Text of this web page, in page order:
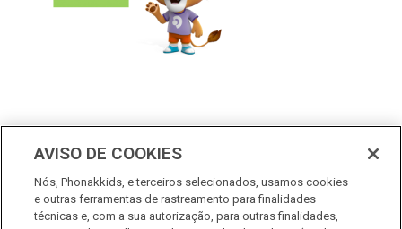
AVISO DE COOKIES
Nós, Phonakkids, e terceiros selecionados, usamos cookies
e outras ferramentas de rastreamento para finalidades
técnicas e, com a sua autorização, para outras finalidades,